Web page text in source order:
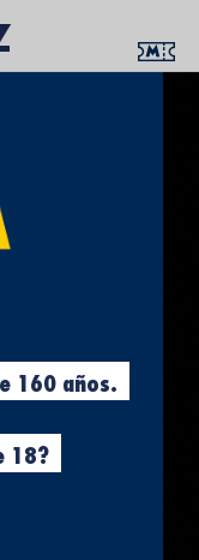
160 años.
18?